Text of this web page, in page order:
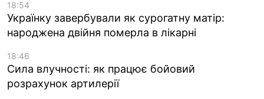
18:54
Українку завербували як сурогатну матір:
народжена двійня померла в лікарні
18:46
Сила влучності: як працює бойовий
розрахунок артилерії